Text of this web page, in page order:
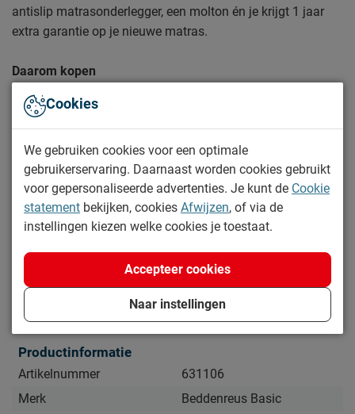
antislip matrasonderlegger, een molton én je krijgt 1 jaar
extra garantie op je nieuwe matras.
Daarom kopen
Laat je topmatras niet meer (weg) schuiven
Zo blijven de producten van dit Beschermingspakket lang
mooi (en schoon)
De molton is wasbaar. De wasinstructies kun je vinden op
het waslabel.
Specificaties
Productinformatie
Artikelnummer
631106
Merk
Beddenreus Basic
Cookies
We gebruiken cookies voor een optimale
gebruikerservaring. Daarnaast worden cookies gebruikt
voor gepersonaliseerde advertenties. Je kunt de Cookie
statement bekijken, cookies Afwijzen, of via de
instellingen kiezen welke cookies je toestaat.
Naar instellingen
Accepteer cookies